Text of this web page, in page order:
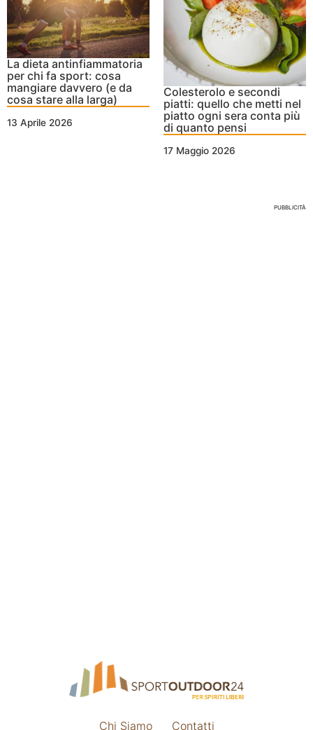
La dieta antinfiammatoria
per chi fa sport: cosa
mangiare davvero (e da
cosa stare alla larga)
13 Aprile 2026
Colesterolo e secondi
piatti: quello che metti nel
piatto ogni sera conta più
di quanto pensi
17 Maggio 2026
PUBBLICITÀ
Chi Siamo Contatti